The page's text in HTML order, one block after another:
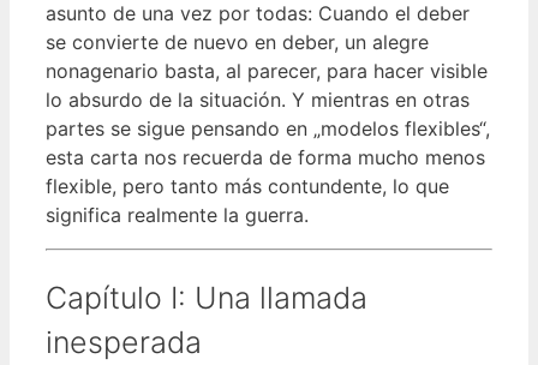
asunto de una vez por todas: Cuando el deber
se convierte de nuevo en deber, un alegre
nonagenario basta, al parecer, para hacer visible
lo absurdo de la situación. Y mientras en otras
partes se sigue pensando en „modelos flexibles“,
esta carta nos recuerda de forma mucho menos
flexible, pero tanto más contundente, lo que
significa realmente la guerra.
Capítulo I: Una llamada
inesperada